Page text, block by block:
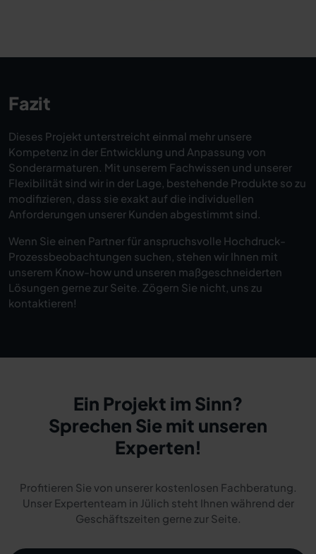
Fazit
Dieses Projekt unterstreicht einmal mehr unsere
Kompetenz in der Entwicklung und Anpassung von
Sonderarmaturen. Mit unserem Fachwissen und unserer
Flexibilität sind wir in der Lage, bestehende Produkte so zu
modifizieren, dass sie exakt auf die individuellen
Anforderungen unserer Kunden abgestimmt sind.
Wenn Sie einen Partner für anspruchsvolle Hochdruck-
Prozessbeobachtungen suchen, stehen wir Ihnen mit
unserem Know-how und unseren maßgeschneiderten
Lösungen gerne zur Seite. Zögern Sie nicht, uns zu
kontaktieren!
Ein Projekt im Sinn?
Sprechen Sie mit unseren
Experten!
Profitieren Sie von unserer kostenlosen Fachberatung.
Unser Expertenteam in Jülich steht Ihnen während der
Geschäftszeiten gerne zur Seite.